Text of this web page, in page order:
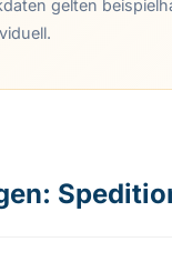
gelten